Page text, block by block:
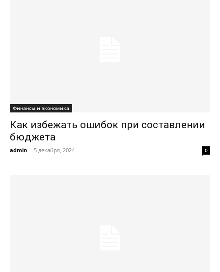
Финансы и экономика
Как избежать ошибок при составлении
бюджета
admin - 5 декабря, 2024 0